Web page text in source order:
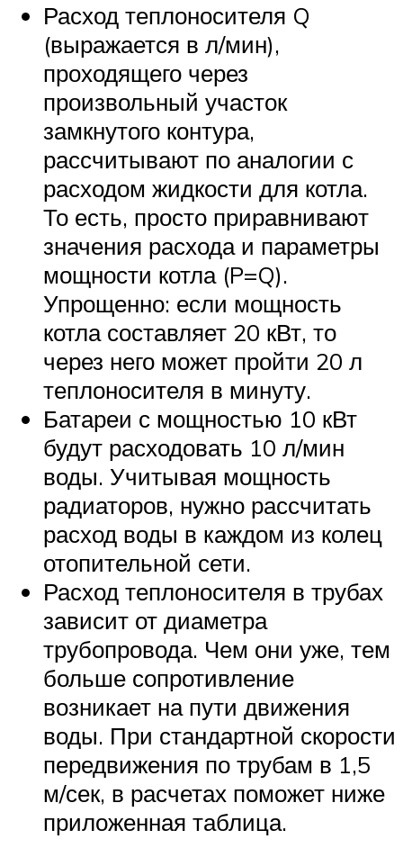
Расход теплоносителя Q
(выражается в л/мин),
проходящего через
произвольный участок
замкнутого контура,
рассчитывают по аналогии с
расходом жидкости для котла.
То есть, просто приравнивают
значения расхода и параметры
мощности котла (P=Q).
Упрощенно: если мощность
котла составляет 20 кВт, то
через него может пройти 20 л
теплоносителя в минуту.
Батареи с мощностью 10 кВт
будут расходовать 10 л/мин
воды. Учитывая мощность
радиаторов, нужно рассчитать
расход воды в каждом из колец
отопительной сети.
Расход теплоносителя в трубах
зависит от диаметра
трубопровода. Чем они уже, тем
больше сопротивление
возникает на пути движения
воды. При стандартной скорости
передвижения по трубам в 1,5
м/сек, в расчетах поможет ниже
приложенная таблица.